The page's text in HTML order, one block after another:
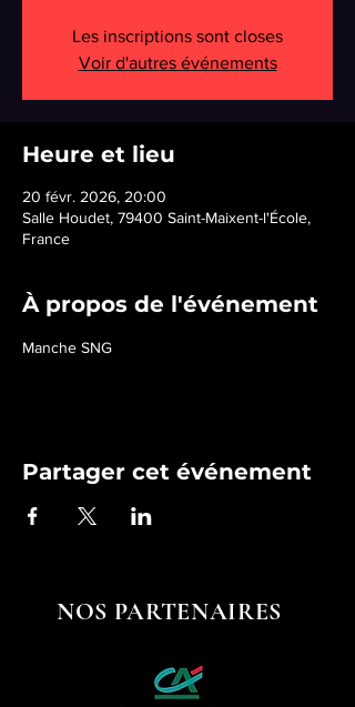
Les inscriptions sont closes
Voir d'autres événements
Heure et lieu
20 févr. 2026, 20:00
Salle Houdet, 79400 Saint-Maixent-l'École,
France
À propos de l'événement
Manche SNG
Partager cet événement
NOS PARTENAIRES